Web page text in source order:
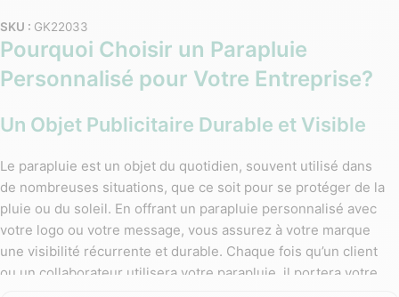
SKU : GK22033
Pourquoi Choisir un Parapluie
Personnalisé pour Votre Entreprise?
Un Objet Publicitaire Durable et Visible
Le parapluie est un objet du quotidien, souvent utilisé dans
de nombreuses situations, que ce soit pour se protéger de la
pluie ou du soleil. En offrant un parapluie personnalisé avec
votre logo ou votre message, vous assurez à votre marque
une visibilité récurrente et durable. Chaque fois qu’un client
ou un collaborateur utilisera votre parapluie, il portera votre